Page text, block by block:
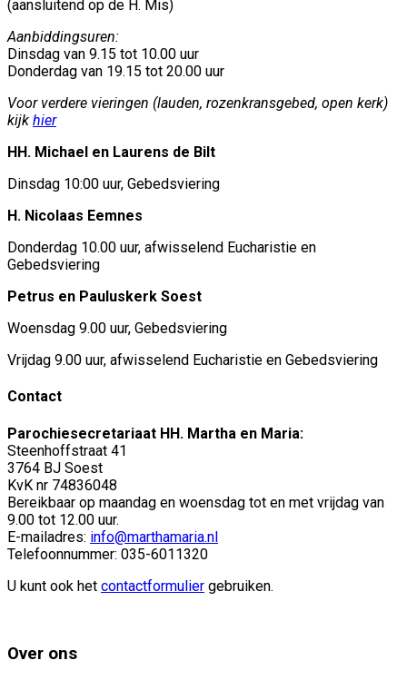
(aansluitend op de H. Mis)
Aanbiddingsuren:
Dinsdag van 9.15 tot 10.00 uur
Donderdag van 19.15 tot 20.00 uur
Voor verdere vieringen (lauden, rozenkransgebed, open kerk)
kijk hier
HH. Michael en Laurens de Bilt
Dinsdag 10:00 uur, Gebedsviering
H. Nicolaas Eemnes
Donderdag 10.00 uur, afwisselend Eucharistie en
Gebedsviering
Petrus en Pauluskerk Soest
Woensdag 9.00 uur, Gebedsviering
Vrijdag 9.00 uur, afwisselend Eucharistie en Gebedsviering
Contact
Parochiesecretariaat HH. Martha en Maria:
Steenhoffstraat 41
3764 BJ Soest
KvK nr 74836048
Bereikbaar op maandag en woensdag tot en met vrijdag van
9.00 tot 12.00 uur.
E-mailadres: info@marthamaria.nl
Telefoonnummer: 035-6011320
U kunt ook het contactformulier gebruiken.
Over ons